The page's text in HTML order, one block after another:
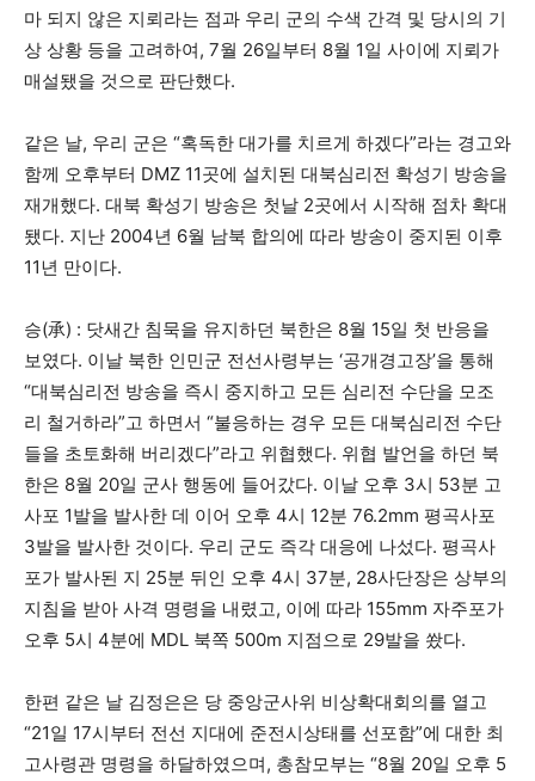
마 되지 않은 지뢰라는 점과 우리 군의 수색 간격 및 당시의 기
상 상황 등을 고려하여, 7월 26일부터 8월 1일 사이에 지뢰가
매설됐을 것으로 판단했다.
같은 날, 우리 군은 “혹독한 대가를 치르게 하겠다”라는 경고와
함께 오후부터 DMZ 11곳에 설치된 대북심리전 확성기 방송을
재개했다. 대북 확성기 방송은 첫날 2곳에서 시작해 점차 확대
됐다. 지난 2004년 6월 남북 합의에 따라 방송이 중지된 이후
11년 만이다.
승(承) : 닷새간 침묵을 유지하던 북한은 8월 15일 첫 반응을
보였다. 이날 북한 인민군 전선사령부는 ‘공개경고장’을 통해
“대북심리전 방송을 즉시 중지하고 모든 심리전 수단을 모조
리 철거하라”고 하면서 “불응하는 경우 모든 대북심리전 수단
들을 초토화해 버리겠다”라고 위협했다. 위협 발언을 하던 북
한은 8월 20일 군사 행동에 들어갔다. 이날 오후 3시 53분 고
사포 1발을 발사한 데 이어 오후 4시 12분 76.2mm 평곡사포
3발을 발사한 것이다. 우리 군도 즉각 대응에 나섰다. 평곡사
포가 발사된 지 25분 뒤인 오후 4시 37분, 28사단장은 상부의
지침을 받아 사격 명령을 내렸고, 이에 따라 155mm 자주포가
오후 5시 4분에 MDL 북쪽 500m 지점으로 29발을 쐈다.
한편 같은 날 김정은은 당 중앙군사위 비상확대회의를 열고
“21일 17시부터 전선 지대에 준전시상태를 선포함”에 대한 최
고사령관 명령을 하달하였으며, 총참모부는 “8월 20일 오후 5